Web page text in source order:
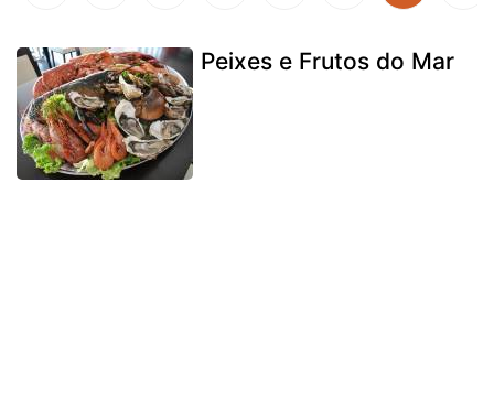
Peixes e Frutos do Mar